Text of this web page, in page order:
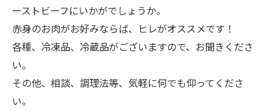
ーストビーフにいかがでしょうか。
赤身のお肉がお好みならば、ヒレがオススメです！
各種、冷凍品、冷蔵品がございますので、お聞きくださ
い。
その他、相談、調理法等、気軽に何でも仰ってくださ
い。